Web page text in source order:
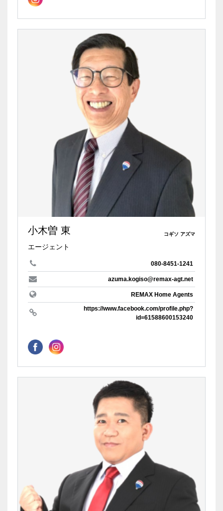
小木曽 東 コギソ アズマ
エージェント
080-8451-1241
azuma.kogiso@remax-agt.net
REMAX Home Agents
https://www.facebook.com/profile.php?
id=61588600153240